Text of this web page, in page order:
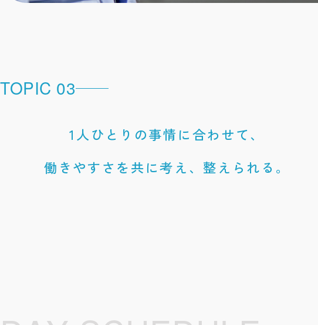
TOPIC 03
1人ひとりの事情に合わせて、
働きやすさを共に考え、整えられる。